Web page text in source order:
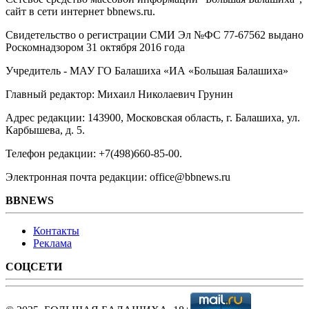
сайт в сети интернет bbnews.ru.
Свидетельство о регистрации СМИ Эл №ФС ‎77-67562 выдано
Роскомнадзором 31 октября 2016 года
Учредитель - МАУ ГО Балашиха «ИА «Большая Балашиха»
Главный редактор: Михаил Николаевич Грунин
Адрес редакции: 143900, Московская область, г. Балашиха, ул.
Карбышева, д. 5.
Телефон редакции: +7(498)660-85-00.
Электронная почта редакции: office@bbnews.ru
BBNEWS
Контакты
Реклама
СОЦСЕТИ